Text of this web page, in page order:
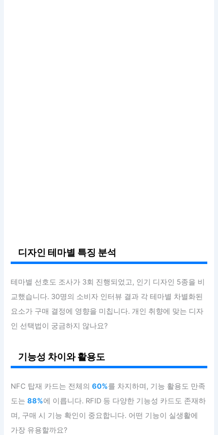
디자인 테마별 특징 분석
테마별 선호도 조사가 3회 진행되었고, 인기 디자인 5종을 비
교했습니다. 30명의 소비자 인터뷰 결과 각 테마별 차별화된
요소가 구매 결정에 영향을 미칩니다. 개인 취향에 맞는 디자
인 선택법이 궁금하지 않나요?
기능성 차이와 활용도
NFC 탑재 카드는 전체의60%를 차지하며, 기능 활용도 만족
도는88%에 이릅니다. RFID 등 다양한 기능성 카드도 존재하
며, 구매 시 기능 확인이 중요합니다. 어떤 기능이 실생활에
가장 유용할까요?